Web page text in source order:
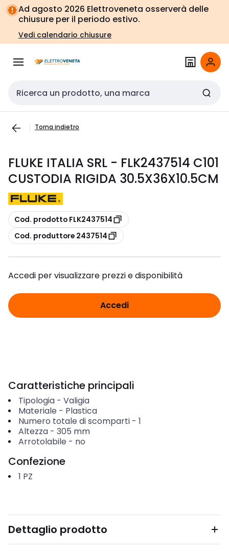
Vai alla
navigazione
Vai
alla
pagina
Ad agosto 2026 Elettroveneta osserverà delle
chiusure per il periodo estivo.
Vedi calendario chiusure
Cerca input
Torna indietro
FLUKE ITALIA SRL - FLK2437514 C101
CUSTODIA RIGIDA 30.5X36X10.5CM
copia
Cod. prodotto FLK2437514
copia
Cod. produttore 2437514
Accedi per visualizzare prezzi e disponibilità
Accedi
Caratteristiche principali
Tipologia- Valigia
Materiale - Plastica
Numero totale di scomparti- 1
Altezza- 305 mm
Arrotolabile - no
Confezione
1 PZ
Dettaglio prodotto